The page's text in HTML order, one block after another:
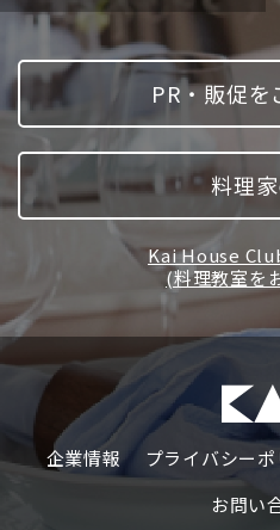
PR・販促を
料理
Kai House
(料理教室を
企業情報 プライバシーポ
お問い